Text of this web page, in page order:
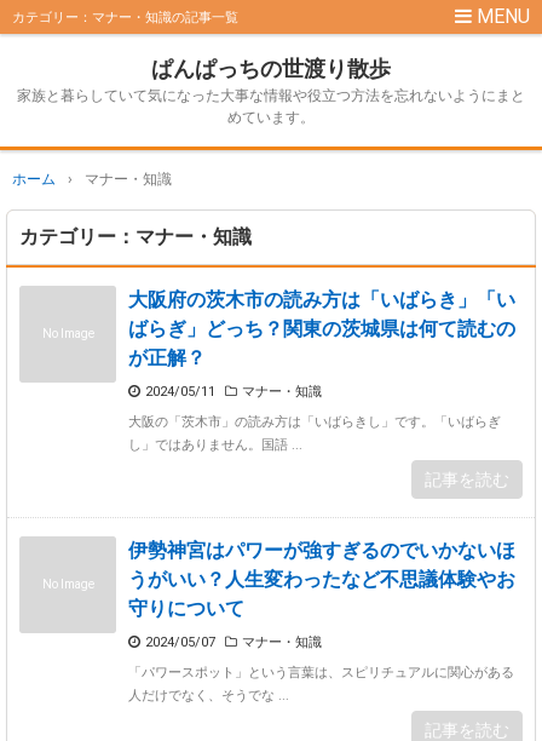
カテゴリー：マナー・知識の記事一覧
ぱんぱっちの世渡り散歩
家族と暮らしていて気になった大事な情報や役立つ方法を忘れないようにまと
めています。
ホーム › マナー・知識
カテゴリー：マナー・知識
No Image
大阪府の茨木市の読み方は「いばらき」「い
ばらぎ」どっち？関東の茨城県は何て読むの
が正解？
2024/05/11
マナー・知識
大阪の「茨木市」の読み方は「いばらきし」です。「いばらぎ
し」ではありません。国語 ...
記事を読む
No Image
伊勢神宮はパワーが強すぎるのでいかないほ
うがいい？人生変わったなど不思議体験やお
守りについて
2024/05/07
マナー・知識
「パワースポット」という言葉は、スピリチュアルに関心がある
人だけでなく、そうでな ...
記事を読む